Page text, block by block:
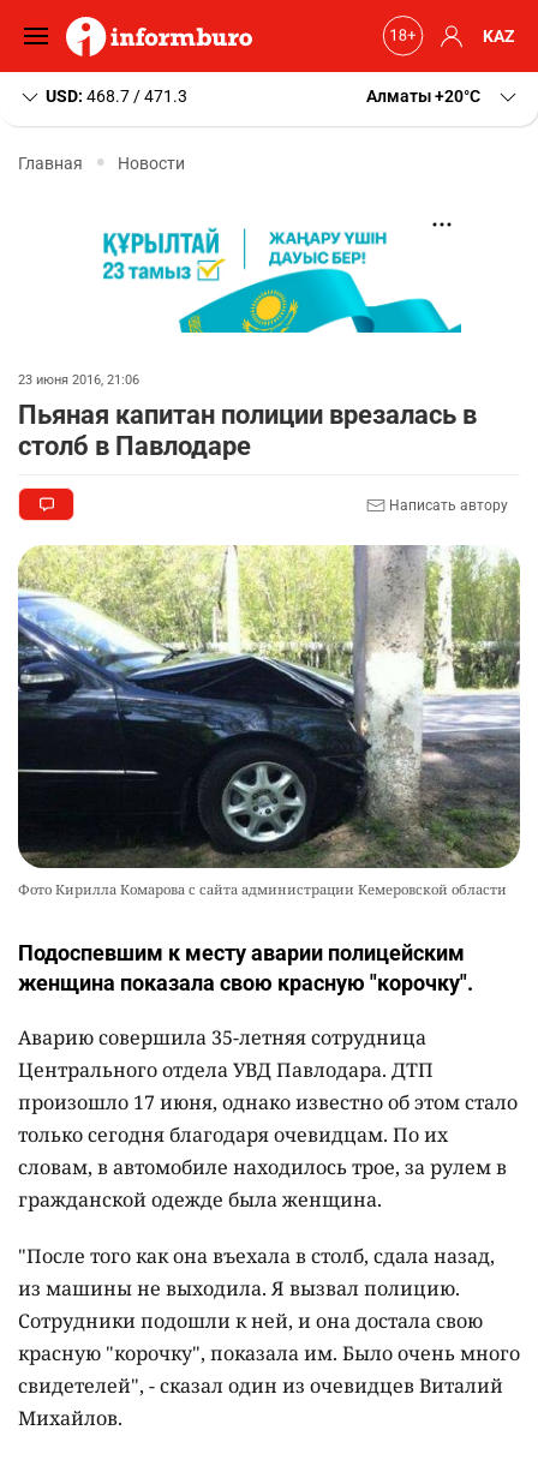
KAZ
USD: 468.7 / 471.3 Алматы+20 C
Главная Новости
23 июня 2016, 21:06
Пьяная капитан полиции врезалась в
столб в Павлодаре
Написать автору
Фото Кирилла Комарова с сайта администрации Кемеровской области
Подоспевшим к месту аварии полицейским
женщина показала свою красную "корочку".
Аварию совершила 35-летняя сотрудница
Центрального отдела УВД Павлодара. ДТП
произошло 17 июня, однако известно об этом стало
только сегодня благодаря очевидцам. По их
словам, в автомобиле находилось трое, за рулем в
гражданской одежде была женщина.
"После того как она въехала в столб, сдала назад,
из машины не выходила. Я вызвал полицию.
Сотрудники подошли к ней, и она достала свою
красную "корочку", показала им. Было очень много
свидетелей", - сказал один из очевидцев Виталий
Михайлов.